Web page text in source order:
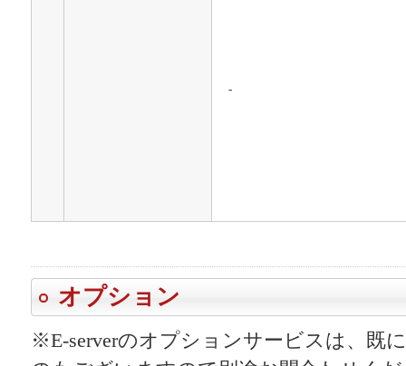
-
オプション
※E-serverのオプションサービスは、既